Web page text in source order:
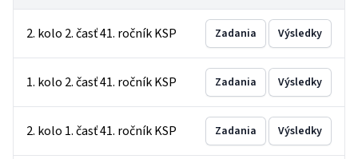
2. kolo 2. časť 41. ročník KSP Zadania Výsledky
1. kolo 2. časť 41. ročník KSP Zadania Výsledky
2. kolo 1. časť 41. ročník KSP Zadania Výsledky